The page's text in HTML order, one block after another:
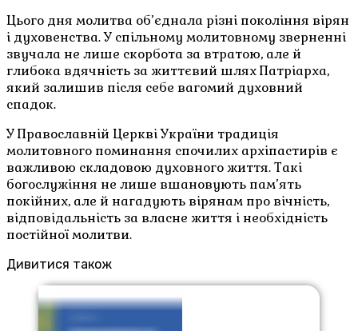
Цього дня молитва об’єднала різні покоління вірян
і духовенства. У спільному молитовному зверненні
звучала не лише скорбота за втратою, але й
глибока вдячність за життєвий шлях Патріарха,
який залишив після себе вагомий духовний
спадок.
У Православній Церкві України традиція
молитовного поминання спочилих архіпастирів є
важливою складовою духовного життя. Такі
богослужіння не лише вшановують пам’ять
покійних, але й нагадують вірянам про вічність,
відповідальність за власне життя і необхідність
постійної молитви.
Дивитися також